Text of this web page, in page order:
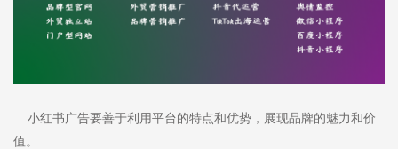
小红书广告要善于利用平台的特点和优势，展现品牌的魅力和价
值。